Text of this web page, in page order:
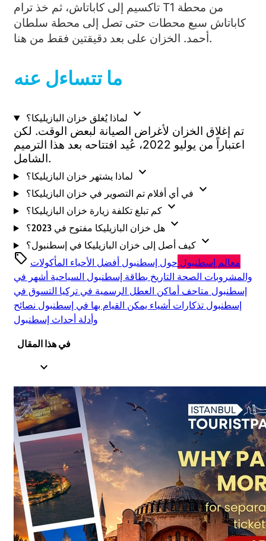
تاكسيم إلى كاباتاش، ثم خذ ترام T1 من محطة
كاباتاش سبع محطات حتى تصل إلى محطة سلطان
أحمد. الخزان على بعد دقيقتين فقط من هنا.
ما تتساءل عنه
لماذا يُغلق خزان البازيليكا؟ expand_more
تم إغلاق الخزان لأغراض الصيانة لبعض الوقت. لكن
اعتباراً من يوليو 2022، عُيد افتتاحه بعد هذا الترميم
الشامل.
لماذا يشتهر خزان البازيليكا؟ expand_more
في أي أفلام تم التصوير في خزان البازيليكا؟ expand_more
كم تبلغ تكلفة زيارة خزان البازيليكا؟ expand_more
هل خزان البازيليكا مفتوح في 2023؟ expand_more
كيف أصل إلى خزان البازيليكا في إسطنبول؟ expand_more
sell
معالم إسطنبول حول إسطنبول أفضل الأحياء المأكولات
والمشروبات الصحة التاريخ بطاقة إسطنبول السياحية أشهر في
إسطنبول متاحف أماكن العطل الرسمية في تركيا التسوق في
إسطنبول تذكارات أشياء يمكن القيام بها في إسطنبول نصائح
وأدلة أحداث إسطنبول
في هذا المقال
expand_less
1.معلومات عامة عن خزان البازيليكا
2.رؤوس ميدوسا في خزان البازيليكا
3.
وفر وقتك واموالك مع Istanbul Tourist Pass!
4.الأسئلة الشائعة